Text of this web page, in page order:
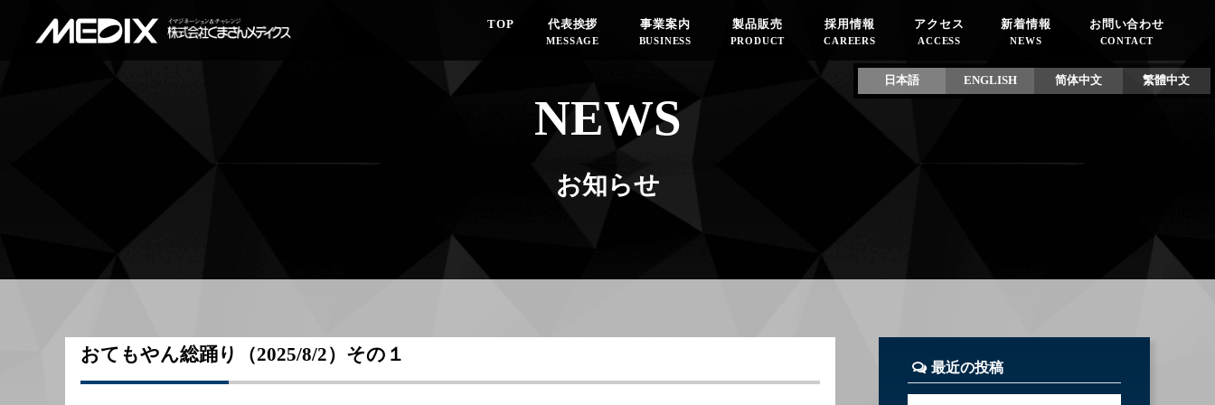
TOP 代表挨拶
MESSAGE
事業案内
BUSINESS
製品販売
PRODUCT
採用情報
CAREERS
アクセス
ACCESS
新着情報
NEWS
お問い合わせ
CONTACT
ENGLISH
日本語 简体中文 繁體中文
NEWS
お知らせ
おてもやん総踊り（2025/8/2）その１
最近の投稿